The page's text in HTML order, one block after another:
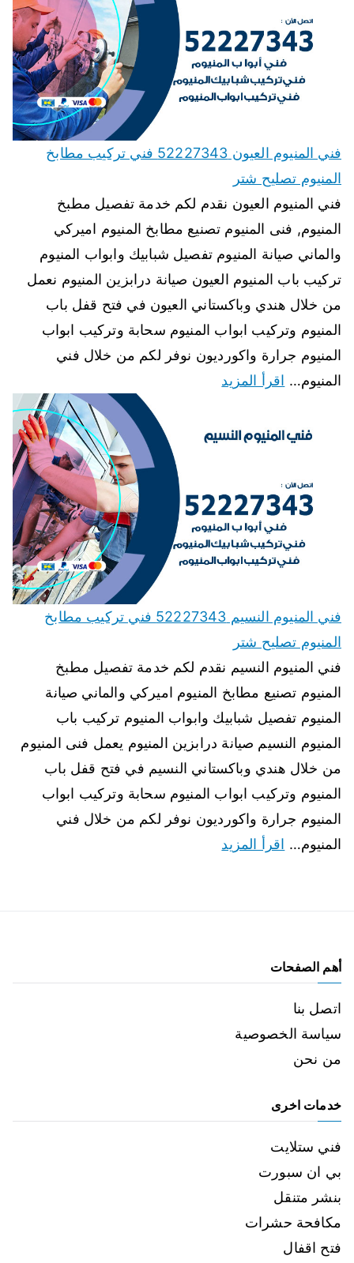
فني المنيوم العيون 52227343 فني تركيب مطابخ
المنيوم تصليح شتر
فني المنيوم العيون نقدم لكم خدمة تفصيل مطبخ
المنيوم, فنى المنيوم تصنيع مطابخ المنيوم اميركي
والماني صيانة المنيوم تفصيل شبابيك وابواب المنيوم
تركيب باب المنيوم العيون صيانة درابزين المنيوم نعمل
من خلال هندي وباكستاني العيون في فتح قفل باب
المنيوم وتركيب ابواب المنيوم سحابة وتركيب ابواب
المنيوم جرارة واكورديون نوفر لكم من خلال فني
المنيوم… اقرأ المزيد
فني المنيوم النسيم 52227343 فني تركيب مطابخ
المنيوم تصليح شتر
فني المنيوم النسيم نقدم لكم خدمة تفصيل مطبخ
المنيوم تصنيع مطابخ المنيوم اميركي والماني صيانة
المنيوم تفصيل شبابيك وابواب المنيوم تركيب باب
المنيوم النسيم صيانة درابزين المنيوم يعمل فنى المنيوم
من خلال هندي وباكستاني النسيم في فتح قفل باب
المنيوم وتركيب ابواب المنيوم سحابة وتركيب ابواب
المنيوم جرارة واكورديون نوفر لكم من خلال فني
المنيوم… اقرأ المزيد
أهم الصفحات
اتصل بنا
سياسة الخصوصية
من نحن
خدمات اخرى
فني ستلايت
بي ان سبورت
بنشر متنقل
مكافحة حشرات
فتح اقفال